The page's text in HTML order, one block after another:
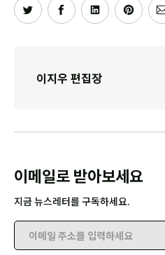
이지우 편집장
이메일로 받아보세요
지금 뉴스레터를 구독하세요.
이메일 주소를 입력하세요